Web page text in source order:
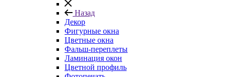
Назад
Декор
Фигурные окна
Цветные окна
Фальш-переплеты
Ламинация окон
Цветной профиль